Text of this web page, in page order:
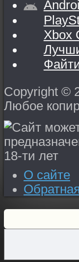
Xbox
Copyright ©
Любое
О сайте